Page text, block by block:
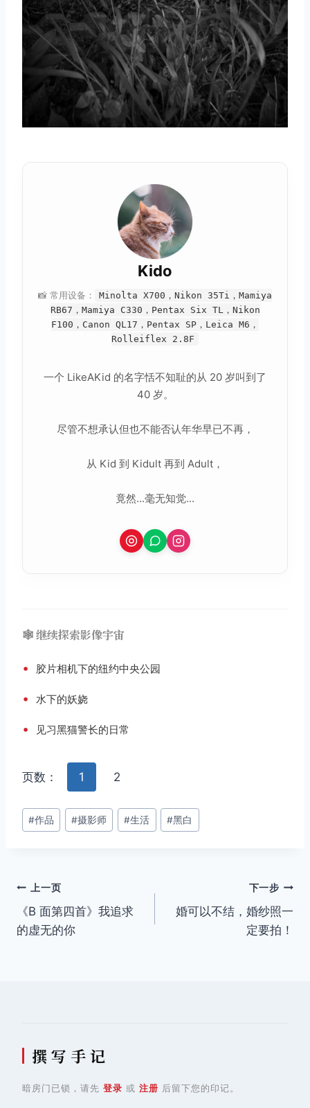
Kido
📸 常用设备：
Minolta X700，Nikon 35Ti，Mamiya
RB67，Mamiya C330，Pentax Six TL，Nikon
F100，Canon QL17，Pentax SP，Leica M6，
Rolleiflex 2.8F
一个 LikeAKid 的名字恬不知耻的从 20 岁叫到了
40 岁。
尽管不想承认但也不能否认年华早已不再，
从 Kid 到 Kidult 再到 Adult，
竟然...毫无知觉...
🕸️ 继续探索影像宇宙
• 胶片相机下的纽约中央公园
• 水下的妖娆
• 见习黑猫警长的日常
页数： 1 2
文
章
#作品 #摄影师 #生活 #黑白
文
章
上一页
《B 面第四首》我追求
的虚无的你
下一步
婚可以不结，婚纱照一
定要拍！
撰 写 手 记
暗房门已锁，请先 登录 或 注册 后留下您的印记。